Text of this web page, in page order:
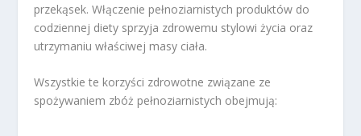
przekąsek. Włączenie pełnoziarnistych produktów do
codziennej diety sprzyja zdrowemu stylowi życia oraz
utrzymaniu właściwej masy ciała.
Wszystkie te korzyści zdrowotne związane ze
spożywaniem zbóż pełnoziarnistych obejmują: